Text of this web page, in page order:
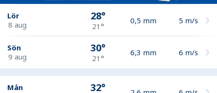
Lör
8 aug
28°
21°
0,5 mm 5 m/s
Sön
9 aug
30°
21°
6,3 mm 6 m/s
Mån
32°